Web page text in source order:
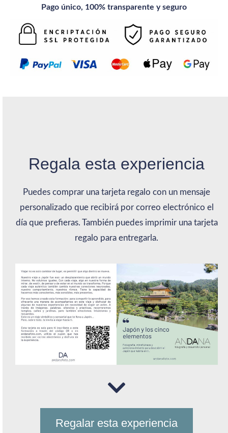
Pago único, 100% transparente y seguro
Regala esta experiencia
Puedes comprar una tarjeta regalo con un mensaje
personalizado que recibirá por correo electrónico el
día que prefieras. También puedes imprimir una tarjeta
regalo para entregarla.
Regalar esta experiencia